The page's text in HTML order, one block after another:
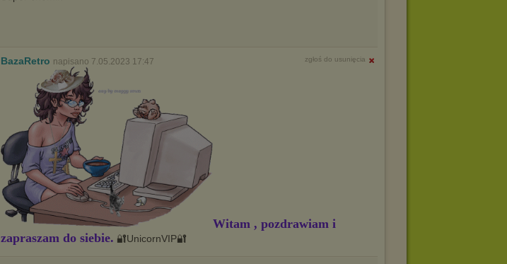
BazaRetro napisano 7.05.2023 17:47 zgłoś do usunięcia
Witam , pozdrawiam i
zapraszam do siebie. 🔐UnicornVIP🔐